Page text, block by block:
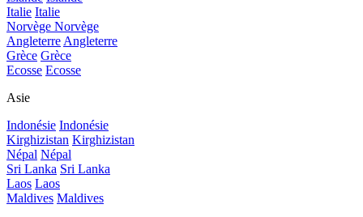
Italie Italie
Norvège Norvège
Angleterre Angleterre
Grèce Grèce
Ecosse Ecosse
Asie
Indonésie Indonésie
Kirghizistan Kirghizistan
Népal Népal
Sri Lanka Sri Lanka
Laos Laos
Maldives Maldives